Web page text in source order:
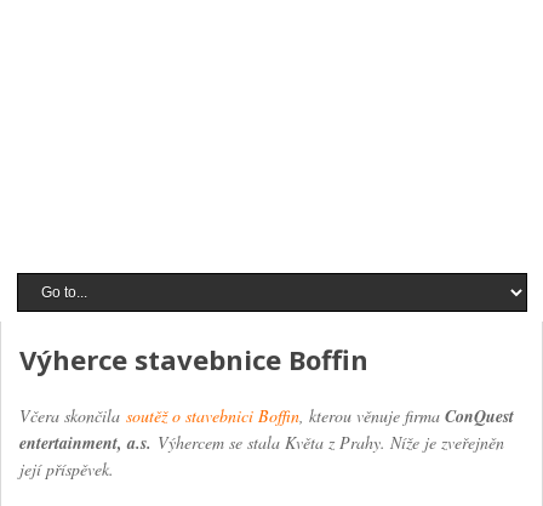
Výherce stavebnice Boffin
Včera skončilasoutěž o stavebnici Boffin, kterou věnuje firmaConQuest
entertainment, a.s. Výhercem se stala Květa z Prahy. Níže je zveřejněn
její příspěvek.